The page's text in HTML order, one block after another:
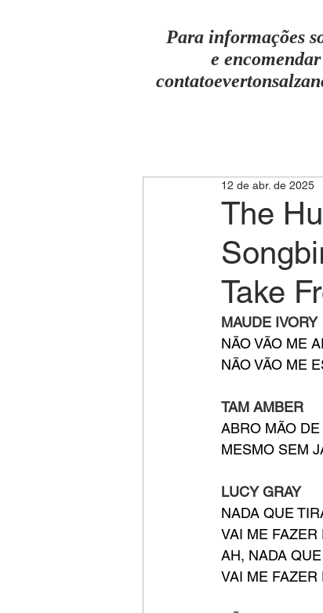
Para informações
e
The
Take
12 de abr. de 2025
MAUDE IVORY
NÃO VÃO ME
NÃO VÃO ME
TAM AMBER
ABRO MÃO DE
MESMO SEM
LUCY GRAY
NADA QUE
VAI ME FAZER
AH, NADA
VAI ME FAZER